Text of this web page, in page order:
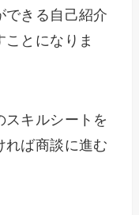
できる自己紹介
とになりま
スキルシートを
れば商談に進む